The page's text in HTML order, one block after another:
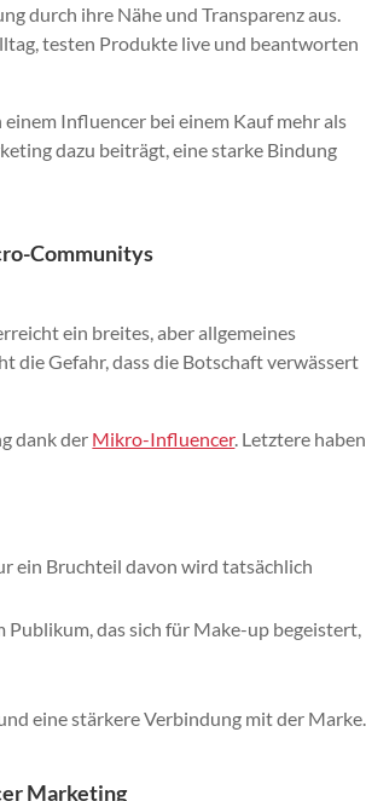
durch ihre Nähe und Transparenz aus.
testen Produkte live und beantworten
Influencer bei einem Kauf mehr als
dazu beiträgt, eine starke Bindung
Communitys
ein breites, aber allgemeines
die Gefahr, dass die Botschaft verwässert
dank der Mikro-Influencer. Letztere haben
ein Bruchteil davon wird tatsächlich
das sich für Make-up begeistert,
eine stärkere Verbindung mit der Marke.
Marketing